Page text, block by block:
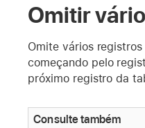
Omitir
Omite vários
começando pelo
próximo registro da
Consulte também